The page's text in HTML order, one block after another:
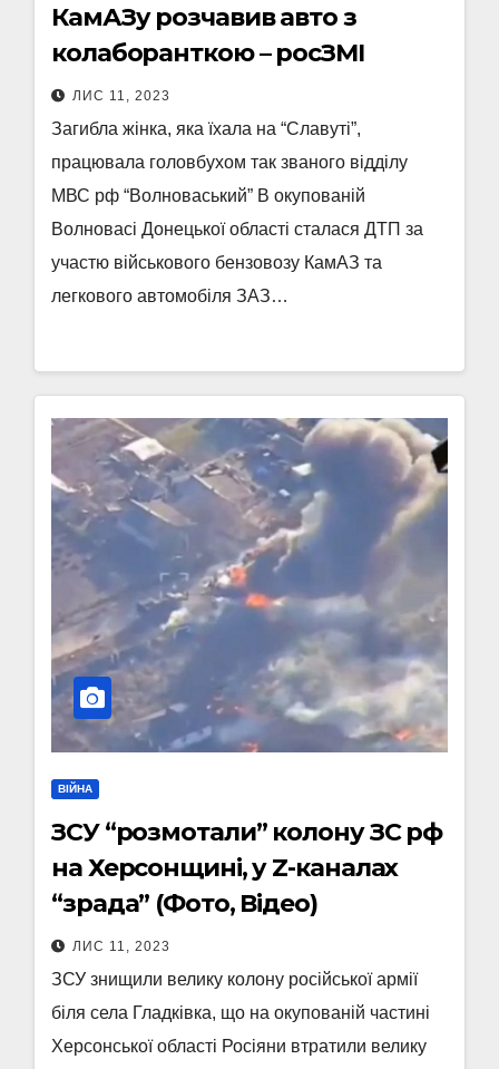
КамАЗу розчавив авто з
колаборанткою – росЗМІ
ЛИС 11, 2023
Загибла жінка, яка їхала на “Славуті”,
працювала головбухом так званого відділу
МВС рф “Волноваський” В окупованій
Волновасі Донецької області сталася ДТП за
участю військового бензовозу КамАЗ та
легкового автомобіля ЗАЗ…
ВІЙНА
ЗСУ “розмотали” колону ЗС рф
на Херсонщині, у Z-каналах
“зрада” (Фото, Відео)
ЛИС 11, 2023
ЗСУ знищили велику колону російської армії
біля села Гладківка, що на окупованій частині
Херсонської області Росіяни втратили велику